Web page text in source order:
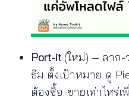
Port-it (ใหม่) — ลาก
ธีม ตั้งเป้าหมาย ดู
ต้องซื้อ-ขายเท่าไหร่เ